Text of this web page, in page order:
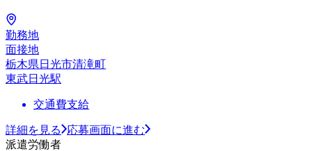
勤務地
面接地
栃木県日光市清滝町
東武日光駅
交通費支給
詳細を見る
応募画面に進む
派遣労働者